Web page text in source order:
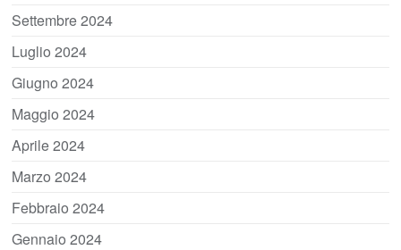
Settembre 2024
Luglio 2024
Giugno 2024
Maggio 2024
Aprile 2024
Marzo 2024
Febbraio 2024
Gennaio 2024